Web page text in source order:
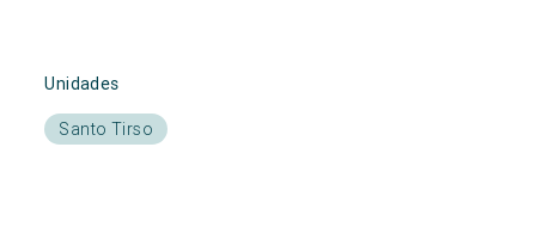
Unidades
Santo Tirso